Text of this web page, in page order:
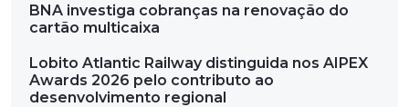
BNA investiga cobranças na renovação do
cartão multicaixa
Lobito Atlantic Railway distinguida nos AIPEX
Awards 2026 pelo contributo ao
desenvolvimento regional